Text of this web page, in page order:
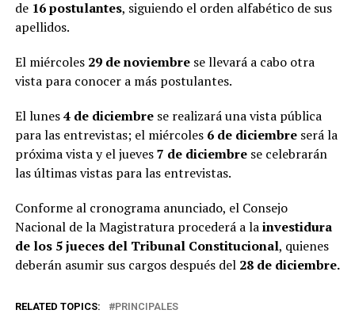
de 16 postulantes, siguiendo el orden alfabético de sus
apellidos.
El miércoles 29 de noviembrese llevará a cabo otra
vista para conocer a más postulantes.
El lunes4 de diciembrese realizará una vista pública
para las entrevistas; el miércoles 6 de diciembreserá la
próxima vista y el jueves7 de diciembrese celebrarán
las últimas vistas para las entrevistas.
Conforme al cronograma anunciado, el Consejo
Nacional de la Magistratura procederá a lainvestidura
de los 5 jueces del Tribunal Constitucional, quienes
deberán asumir sus cargos después del 28 de diciembre.
RELATED TOPICS: PRINCIPALES